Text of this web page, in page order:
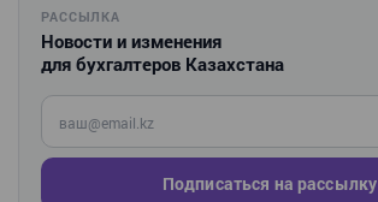
РАССЫЛКА
Новости и изменения
для бухгалтеров Казахстана
Введите ваш e-mail
Подписаться на рассылку